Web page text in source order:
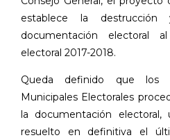
establece la
documentación electoral
electoral 2017-2018.
Queda definido que los
Municipales Electorales
la documentación
resuelto en definitiva el